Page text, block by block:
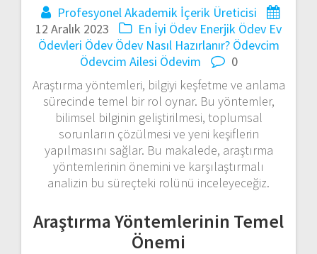
Profesyonel Akademik İçerik Üreticisi
12 Aralık 2023
En İyi Ödev Enerjik Ödev Ev
Ödevleri Ödev Ödev Nasıl Hazırlanır? Ödevcim
Ödevcim Ailesi Ödevim
0
Araştırma yöntemleri, bilgiyi keşfetme ve anlama
sürecinde temel bir rol oynar. Bu yöntemler,
bilimsel bilginin geliştirilmesi, toplumsal
sorunların çözülmesi ve yeni keşiflerin
yapılmasını sağlar. Bu makalede, araştırma
yöntemlerinin önemini ve karşılaştırmalı
analizin bu süreçteki rolünü inceleyeceğiz.
Araştırma Yöntemlerinin Temel
Önemi